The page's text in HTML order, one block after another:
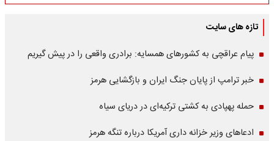
تازه های سایت
پیام عراقچی به کشورهای همسایه: برادری واقعی را در پیش گیریم
خبر ترامپ از پایان جنگ ایران و بازگشایی هرمز
حمله پهپادی به کشتی ترکیه‌ای در دریای سیاه
ادعاهای وزیر خزانه داری آمریکا درباره تنگه هرمز